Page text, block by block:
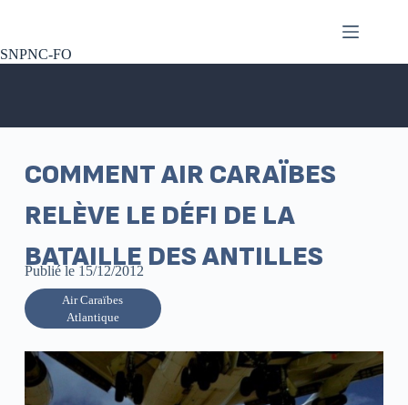
SNPNC-FO
COMMENT AIR CARAÏBES
RELÈVE LE DÉFI DE LA
BATAILLE DES ANTILLES
Publié le 15/12/2012
Air Caraïbes
Atlantique